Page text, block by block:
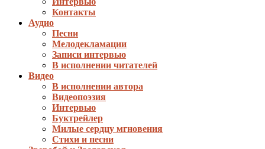
Контакты
Аудио
Песни
Мелодекламации
Записи интервью
В исполнении читателей
Видео
В исполнении автора
Видеопоэзия
Интервью
Буктрейлер
Милые сердцу мгновения
Стихи и песни